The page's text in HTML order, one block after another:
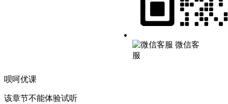
微信客
服
呗呵优课
该章节不能体验试听